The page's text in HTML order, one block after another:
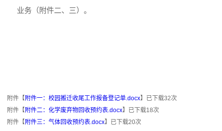
业务（附件二、三）。
附件【 附件一：校园搬迁收尾工作报备登记单.docx】已下载32次
附件【 附件二：化学废弃物回收预约表.docx】已下载18次
附件【 附件三：气体回收预约表.docx】已下载20次